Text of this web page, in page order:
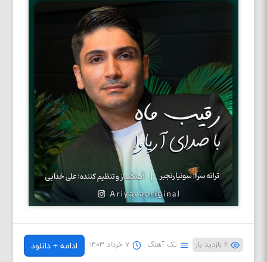
۶ بازدید بار تک آهنگ ۷ خرداد ۱۴۰۳ ادامه + دانلود